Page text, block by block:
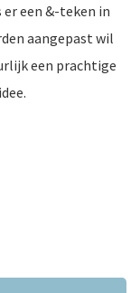
een &-teken in
aangepast wil
een prachtige